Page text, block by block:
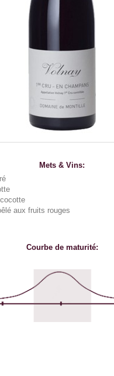
Mets & Vins:
aux fruits rouges
Courbe de maturité: